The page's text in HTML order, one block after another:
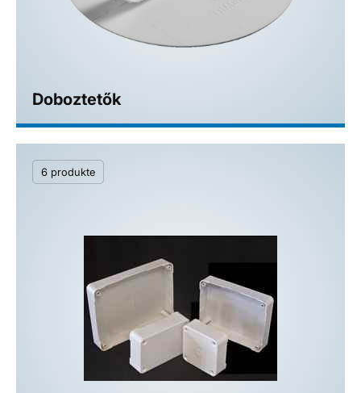
Doboztetők
6 produkte